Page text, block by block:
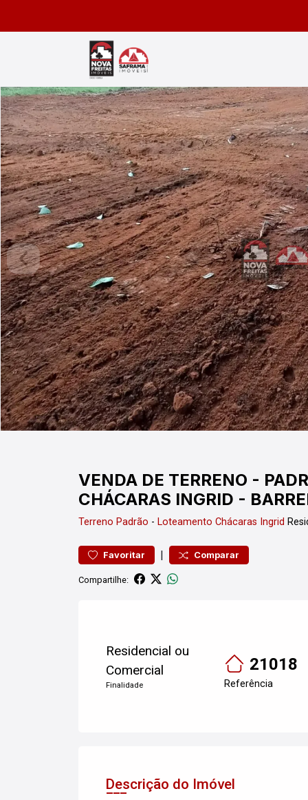
VENDA DE TERRENO -
CHÁCARAS INGRID -
Terreno Padrão - Loteamento Chácaras Ingrid
Favoritar | Comparar
Compartilhe:
Residencial ou
Comercial
Finalidade
21018
Referência
Descrição do Imóvel